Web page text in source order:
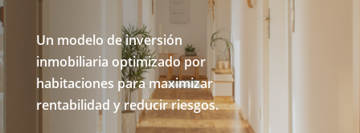
Un modelo de inversión
inmobiliaria optimizado por
habitaciones para maximizar
rentabilidad y reducir riesgos.